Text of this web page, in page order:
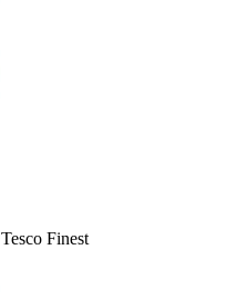
Tesco Finest